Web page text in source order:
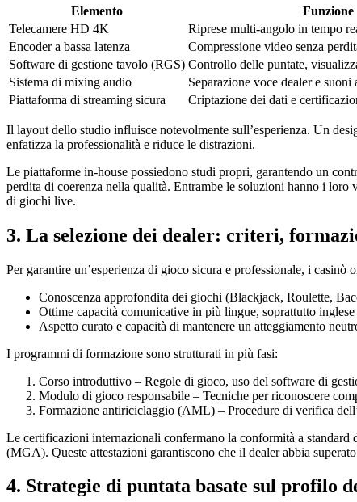
Elemento Funzione
Telecamere HD 4K
Riprese multi‑angolo in tempo
Encoder a bassa latenza
Compressione video senza
Software di gestione tavolo (RGS) Controllo delle puntate,
Sistema di mixing audio
Separazione voce dealer e suoni
Piattaforma di streaming sicura
Criptazione dei dati e
Il layout dello studio influisce notevolmente sull’esperienza. Un
enfatizza la professionalità e riduce le distrazioni.
Le piattaforme in‑house possiedono studi propri, garantendo un
perdita di coerenza nella qualità. Entrambe le soluzioni hanno i loro
di giochi live.
3. La selezione dei dealer: criteri,
Per garantire un’esperienza di gioco sicura e professionale, i
Conoscenza approfondita dei giochi (Blackjack, Roulette,
Ottime capacità comunicative in più lingue, soprattutto
Aspetto curato e capacità di mantenere un atteggiamento
I programmi di formazione sono strutturati in più fasi:
Corso introduttivo – Regole di gioco, uso del software di
Modulo di gioco responsabile – Tecniche per riconoscere
Formazione antiriciclaggio (AML) – Procedure di verifica
Le certificazioni internazionali confermano la conformità a
(MGA). Queste attestazioni garantiscono che il dealer abbia
4. Strategie di puntata basate sul profilo